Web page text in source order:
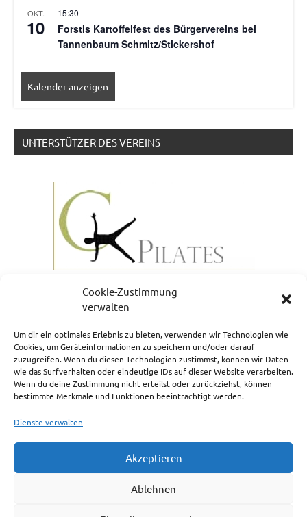
Cookie-Zustimmung
verwalten
Um dir ein optimales Erlebnis zu bieten, verwenden wir Technologien wie
Cookies, um Geräteinformationen zu speichern und/oder darauf
zuzugreifen. Wenn du diesen Technologien zustimmst, können wir Daten
wie das Surfverhalten oder eindeutige IDs auf dieser Website verarbeiten.
Wenn du deine Zustimmung nicht erteilst oder zurückziehst, können
bestimmte Merkmale und Funktionen beeinträchtigt werden.
Dienste verwalten
Akzeptieren
Ablehnen
OKT.
10
15:30
Forstis Kartoffelfest des Bürgervereins bei
Tannenbaum Schmitz/Stickershof
Kalender anzeigen
UNTERSTÜTZER DES VEREINS
NEWSLETTERANMELDUNG
Impressum